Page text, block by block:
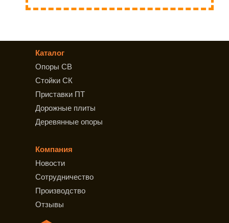
Каталог
Опоры СВ
Стойки СК
Приставки ПТ
Дорожные плиты
Деревянные опоры
Компания
Новости
Сотрудничество
Производство
Отзывы